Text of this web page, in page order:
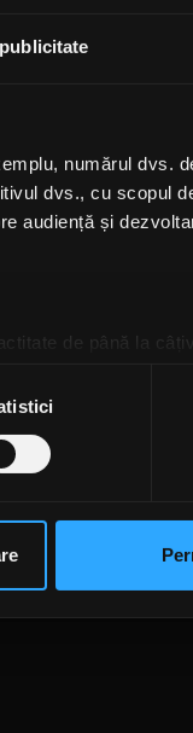
numărul dvs.
dvs., cu scopul
audiență și
de până la
vă preferințele
cookie.
de analize
dvs. sau culese în
pentru
Humanity și
Cod deontologic